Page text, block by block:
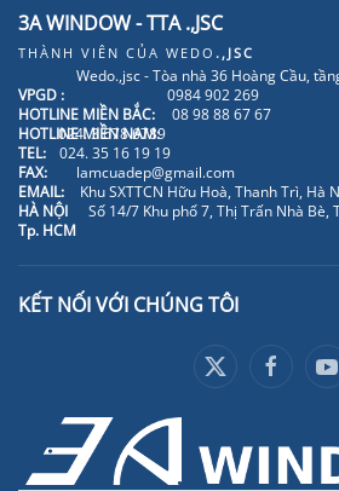
3A WINDOW - TTA .,JSC
THÀNH VIÊN CỦA WEDO .,JSC
VPGD :
Wedo.,jsc - Tòa nhà 36 Hoàng Cầu,
HOTLINE MIỀN BẮC:
0984 902 269
HOTLINE MIỀN NAM:
08 98 88 67 67
TEL:
024. 3 678 6789
FAX:
024. 35 16 19 19
EMAIL:
lamcuadep@gmail.com
HÀ NỘI
Khu SXTTCN Hữu Hoà, Thanh Trì, Hà
Tp. HCM
Số 14/7 Khu phố 7, Thị Trấn Nhà Bè,
KẾT NỐI VỚI CHÚNG TÔI